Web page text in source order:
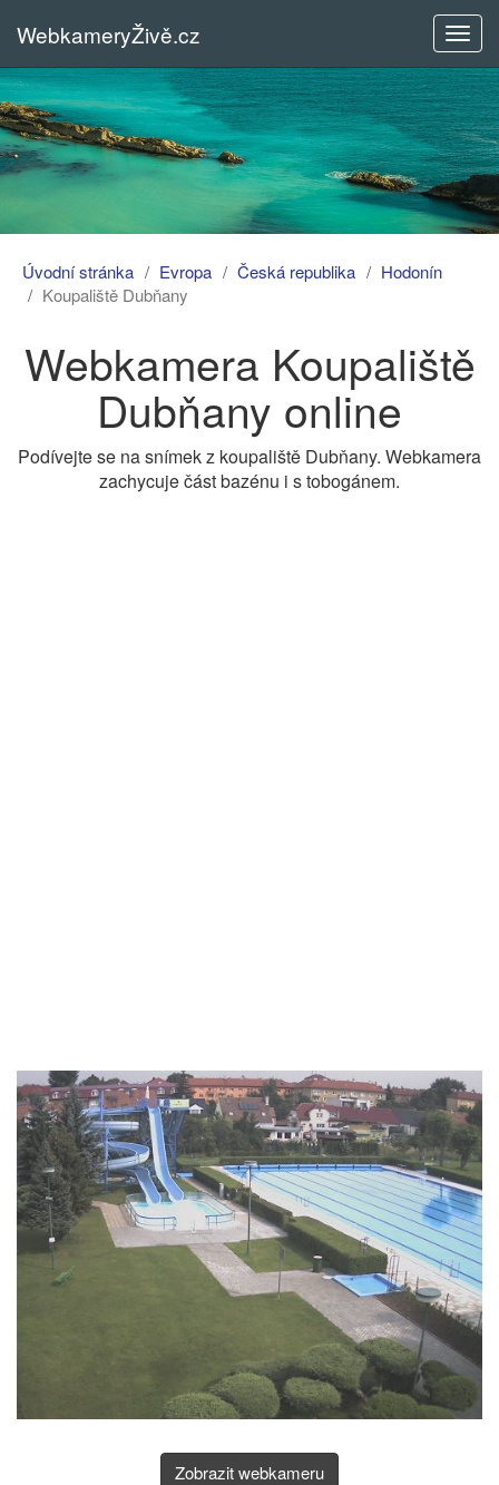
menu
WebkameryŽivě.cz
Úvodní stránka Evropa Česká republika
Hodonín
Koupaliště Dubňany
Webkamera Koupaliště
Dubňany online
Podívejte se na snímek z koupaliště Dubňany. Webkamera
zachycuje část bazénu i s tobogánem.
Zobrazit webkameru